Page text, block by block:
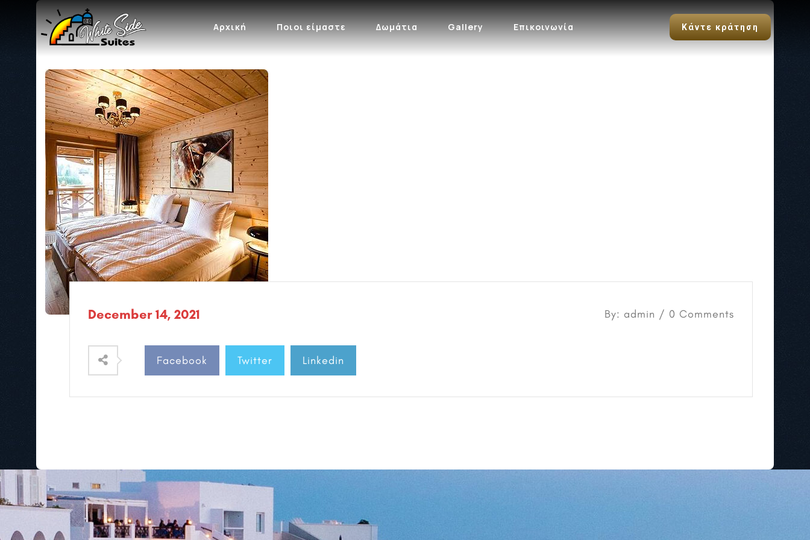
Αρχική Ποιοι είμαστε Δωμάτια Gallery Επικοινωνία Κάντε κράτηση
December 14, 2021 By: admin / 0 Comments
Facebook Twitter Linkedin